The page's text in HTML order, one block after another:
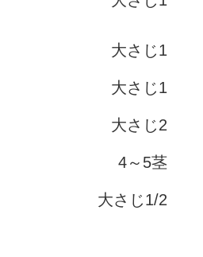
大さじ1
大さじ1
大さじ2
4～5茎
大さじ1/2